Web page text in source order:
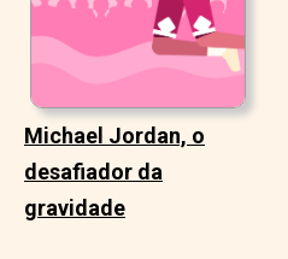
Michael Jordan, o
desafiador da
gravidade